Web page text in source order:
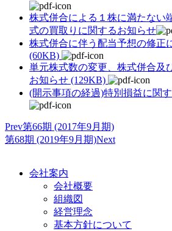
株式併合による１株に満たない
式の買取りに関するお知らせ
株式併合に伴う配当予想の修正
(60KB)
単元株式数の変更、株式併合及
お知らせ (129KB)
(開示事項の経過)特別損益に関
Prev第66期 (2017年9月期)
第68期 (2019年9月期)Next
会社案内
会社概要
組織図
経営理念
基本方針について